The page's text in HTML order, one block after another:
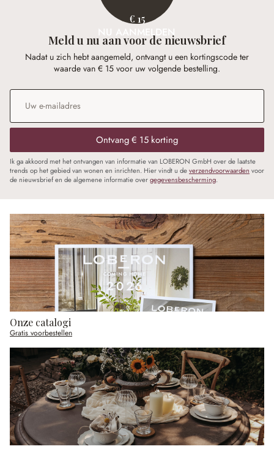
€ 15
NU AANMELDEN
Meld u nu aan voor de nieuwsbrief
Nadat u zich hebt aangemeld, ontvangt u een kortingscode ter
waarde van € 15 voor uw volgende bestelling.
E-mailadres
Ontvang € 15 korting
Ik ga akkoord met het ontvangen van informatie van LOBERON GmbH over de laatste
trends op het gebied van wonen en inrichten. Hier vindt u deverzendvoorwaarden voor
de nieuwsbrief en de algemene informatie overgegevensbescherming.
Onze catalogi
Gratis voorbestellen